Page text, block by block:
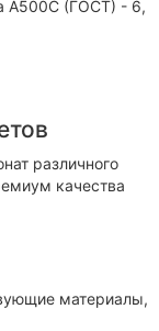
А500С (ГОСТ) - 6,
различного
качества
материалы,